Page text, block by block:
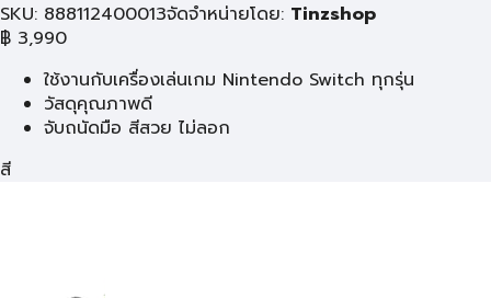
SKU: 888112400013จัดจำหน่ายโดย: Tinzshop
฿ 3,990
ใช้งานกับเครื่องเล่นเกม Nintendo Switch ทุกรุ่น
วัสดุคุณภาพดี
จับถนัดมือ สีสวย ไม่ลอก
สี